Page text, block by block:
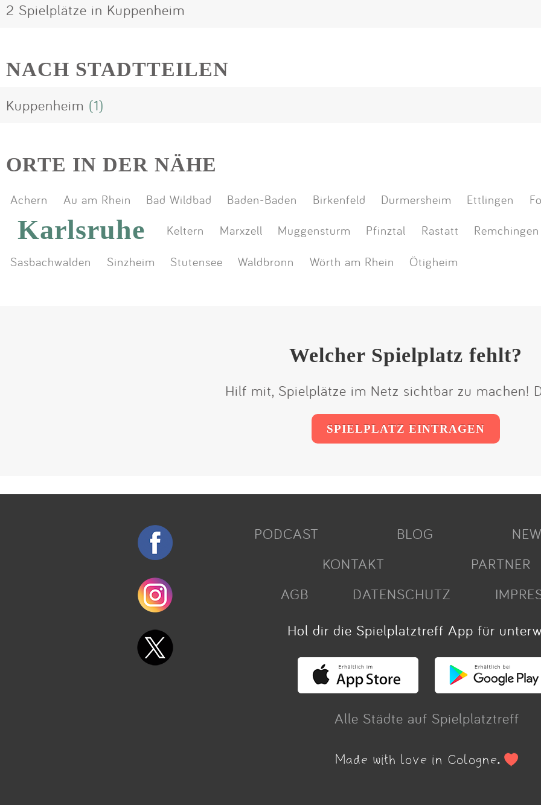
2 Spielplätze in Kuppenheim
NACH STADTTEILEN
Kuppenheim (1)
ORTE IN DER NÄHE
Achern Au am Rhein Bad Wildbad Baden-Baden Birkenfeld Durmersheim Ettlingen
Karlsruhe Keltern Marxzell Muggensturm Pfinztal Rastatt Remchingen
Sasbachwalden
Sinzheim Stutensee Waldbronn Wörth am Rhein Ötigheim
Welcher Spielplatz fehlt?
Hilf mit, Spielplätze im Netz sichtbar zu machen!
SPIELPLATZ EINTRAGEN
PODCAST BLOG
KONTAKT
PARTNER
AGB
DATENSCHUTZ
Hol dir die Spielplatztreff App für
Alle Städte auf Spielplatztreff
Made with love in Cologne.